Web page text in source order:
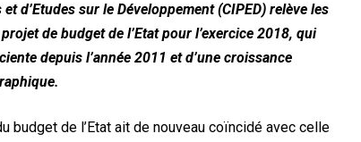
d’Etudes sur le Développement (CIPED) relève les
de budget de l’Etat pour l’exercice 2018, qui
depuis l’année 2011 et d’une croissance
budget de l’Etat ait de nouveau coïncidé avec celle